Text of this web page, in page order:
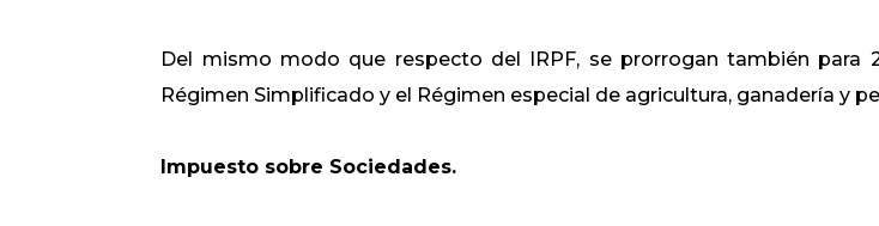
Del mismo modo que respecto del IRPF, se prorrogan también para
Régimen Simplificado y el Régimen especial de agricultura, ganadería y
Impuesto sobre Sociedades.